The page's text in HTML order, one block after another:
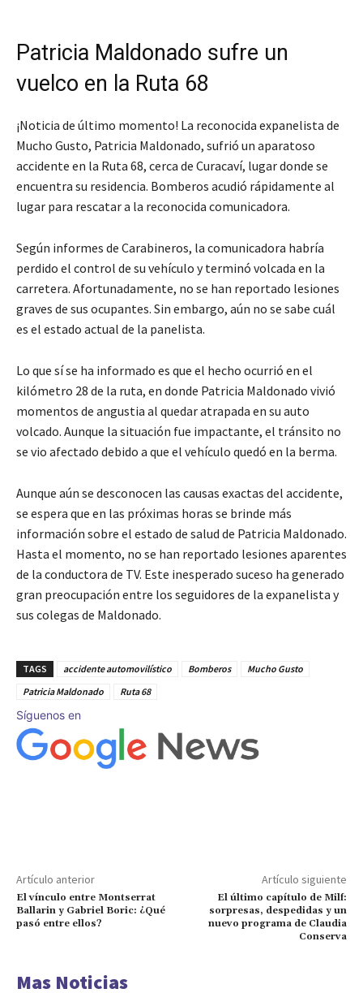
Patricia Maldonado sufre un
vuelco en la Ruta 68
¡Noticia de último momento! La reconocida expanelista de
Mucho Gusto, Patricia Maldonado, sufrió un aparatoso
accidente en la Ruta 68, cerca de Curacaví, lugar donde se
encuentra su residencia. Bomberos acudió rápidamente al
lugar para rescatar a la reconocida comunicadora.
Según informes de Carabineros, la comunicadora habría
perdido el control de su vehículo y terminó volcada en la
carretera. Afortunadamente, no se han reportado lesiones
graves de sus ocupantes. Sin embargo, aún no se sabe cuál
es el estado actual de la panelista.
Lo que sí se ha informado es que el hecho ocurrió en el
kilómetro 28 de la ruta, en donde Patricia Maldonado vivió
momentos de angustia al quedar atrapada en su auto
volcado. Aunque la situación fue impactante, el tránsito no
se vio afectado debido a que el vehículo quedó en la berma.
Aunque aún se desconocen las causas exactas del accidente,
se espera que en las próximas horas se brinde más
información sobre el estado de salud de Patricia Maldonado.
Hasta el momento, no se han reportado lesiones aparentes
de la conductora de TV. Este inesperado suceso ha generado
gran preocupación entre los seguidores de la expanelista y
sus colegas de Maldonado.
TAGS accidente automovilístico Bomberos
Mucho Gusto
Patricia Maldonado
Ruta 68
Síguenos en
Artículo anterior
El vínculo entre Montserrat
Ballarin y Gabriel Boric: ¿Qué
pasó entre ellos?
Artículo siguiente
El último capítulo de Milf:
sorpresas, despedidas y un
nuevo programa de Claudia
Conserva
Mas Noticias